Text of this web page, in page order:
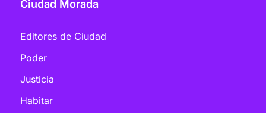
Ciudad Morada
Editores de Ciudad
Poder
Justicia
Habitar